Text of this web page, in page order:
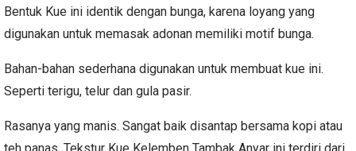
Bentuk Kue ini identik dengan bunga, karena loyang yang
digunakan untuk memasak adonan memiliki motif bunga.
Bahan-bahan sederhana digunakan untuk membuat kue ini.
Seperti terigu, telur dan gula pasir.
Rasanya yang manis. Sangat baik disantap bersama kopi atau